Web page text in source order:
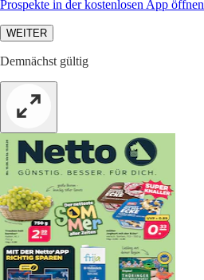
Prospekte in der kostenlosen App öffnen
WEITER
Demnächst gültig